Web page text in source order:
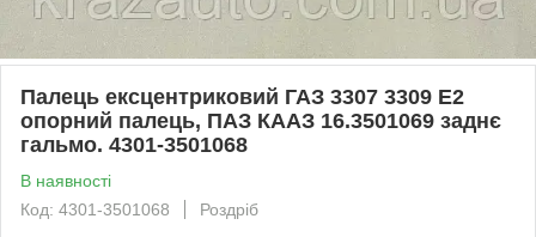
Палець ексцентриковий ГАЗ 3307 3309 Е2
опорний палець, ПАЗ КААЗ 16.3501069 заднє
гальмо. 4301-3501068
В наявності
Код: 4301-3501068
Роздріб